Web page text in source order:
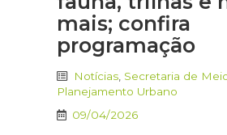
mais; confira
programação
Notícias Secretaria de
Planejamento Urbano
09/04/2026